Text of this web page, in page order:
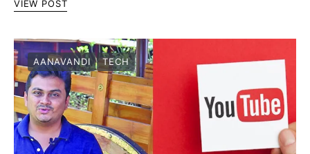
VIEW POST
AANAVANDI TECH